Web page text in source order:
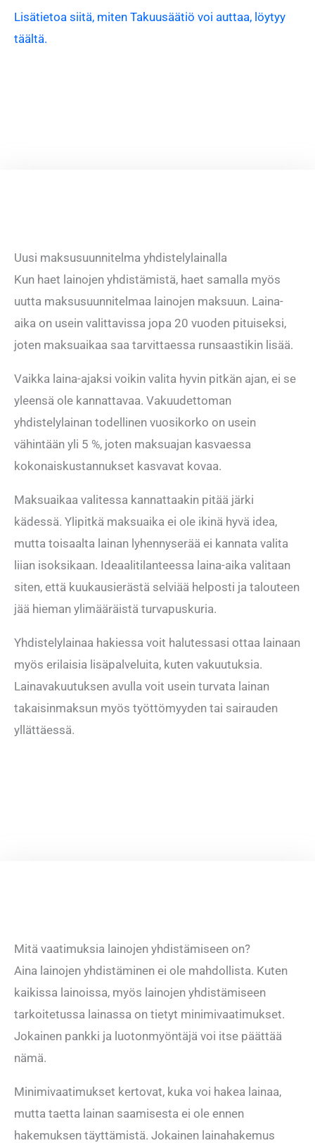
Lisätietoa siitä, miten Takuusäätiö voi auttaa, löytyy
täältä.
Uusi maksusuunnitelma yhdistelylainalla
Kun haet lainojen yhdistämistä, haet samalla myös
uutta maksusuunnitelmaa lainojen maksuun. Laina-
aika on usein valittavissa jopa 20 vuoden pituiseksi,
joten maksuaikaa saa tarvittaessa runsaastikin lisää.
Vaikka laina-ajaksi voikin valita hyvin pitkän ajan, ei se
yleensä ole kannattavaa. Vakuudettoman
yhdistelylainan todellinen vuosikorko on usein
vähintään yli 5 %, joten maksuajan kasvaessa
kokonaiskustannukset kasvavat kovaa.
Maksuaikaa valitessa kannattaakin pitää järki
kädessä. Ylipitkä maksuaika ei ole ikinä hyvä idea,
mutta toisaalta lainan lyhennyserää ei kannata valita
liian isoksikaan. Ideaalitilanteessa laina-aika valitaan
siten, että kuukausierästä selviää helposti ja talouteen
jää hieman ylimääräistä turvapuskuria.
Yhdistelylainaa hakiessa voit halutessasi ottaa lainaan
myös erilaisia lisäpalveluita, kuten vakuutuksia.
Lainavakuutuksen avulla voit usein turvata lainan
takaisinmaksun myös työttömyyden tai sairauden
yllättäessä.
Mitä vaatimuksia lainojen yhdistämiseen on?
Aina lainojen yhdistäminen ei ole mahdollista. Kuten
kaikissa lainoissa, myös lainojen yhdistämiseen
tarkoitetussa lainassa on tietyt minimivaatimukset.
Jokainen pankki ja luotonmyöntäjä voi itse päättää
nämä.
Minimivaatimukset kertovat, kuka voi hakea lainaa,
mutta taetta lainan saamisesta ei ole ennen
hakemuksen täyttämistä. Jokainen lainahakemus